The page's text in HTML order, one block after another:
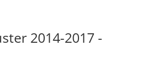
2014-2017 -